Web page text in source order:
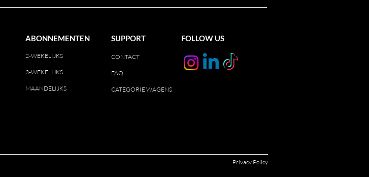
ABONNEMENTEN
2-WEKELIJKS
3-WEKELIJKS
MAANDELIJKS
SUPPORT
CONTACT
FAQ
CATEGORIE WAGENS
FOLLOW US
Privacy Policy